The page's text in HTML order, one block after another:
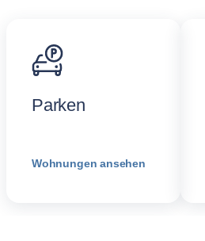
Parken
Wohnungen ansehen